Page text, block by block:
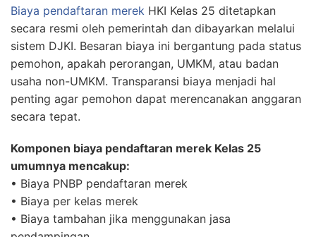
Biaya pendaftaran merek HKI Kelas 25 ditetapkan
secara resmi oleh pemerintah dan dibayarkan melalui
sistem DJKI. Besaran biaya ini bergantung pada status
pemohon, apakah perorangan, UMKM, atau badan
usaha non-UMKM. Transparansi biaya menjadi hal
penting agar pemohon dapat merencanakan anggaran
secara tepat.
Komponen biaya pendaftaran merek Kelas 25
umumnya mencakup:
• Biaya PNBP pendaftaran merek
• Biaya per kelas merek
• Biaya tambahan jika menggunakan jasa